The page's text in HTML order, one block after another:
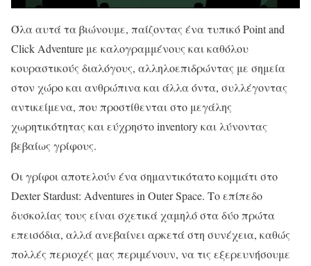
Όλα αυτά τα βιώνουμε, παίζοντας ένα τυπικό Point and
Click Adventure με καλογραμμένους και καθόλου
κουραστικούς διαλόγους, αλληλοεπιδρώντας με σημεία
στον χώρο και ανθρώπινα και άλλα όντα, συλλέγοντας
αντικείμενα, που προστίθενται στο μεγάλης
χωρητικότητας και εύχρηστο inventory και λύνοντας
βεβαίως γρίφους.
Οι γρίφοι αποτελούν ένα σημαντικότατο κομμάτι στο
Dexter Stardust: Adventures in Outer Space. Το επίπεδο
δυσκολίας τους είναι σχετικά χαμηλό στα δύο πρώτα
επεισόδια, αλλά ανεβαίνει αρκετά στη συνέχεια, καθώς
πολλές περιοχές μας περιμένουν, να τις εξερευνήσουμε